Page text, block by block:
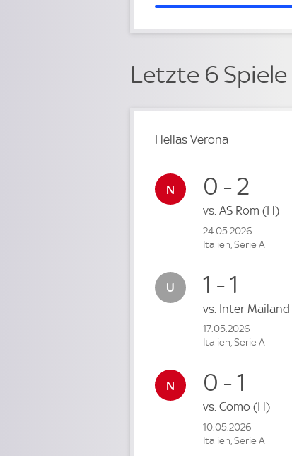
Letzte 6 Spiele
Hellas Verona
0 - 2
vs. AS Rom (H)
24.05.2026
Italien, Serie A
1 - 1
vs. Inter Mailand
17.05.2026
Italien, Serie A
0 - 1
vs. Como (H)
10.05.2026
Italien, Serie A